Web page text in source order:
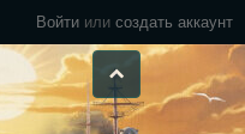
Войти или создать аккаунт